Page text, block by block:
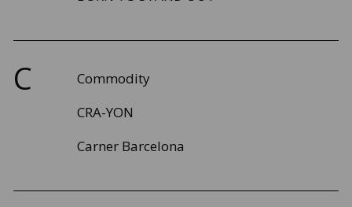
C
Commodity
CRA-YON
Carner Barcelona